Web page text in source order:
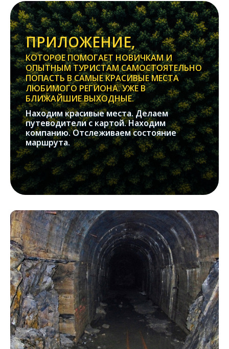
ПРИЛОЖЕНИЕ,
КОТОРОЕ ПОМОГАЕТ НОВИЧКАМ И
ОПЫТНЫМ ТУРИСТАМ САМОСТОЯТЕЛЬНО
ПОПАСТЬ В САМЫЕ КРАСИВЫЕ МЕСТА
ЛЮБИМОГО РЕГИОНА. УЖЕ В
БЛИЖАЙШИЕ ВЫХОДНЫЕ.
Находим красивые места. Делаем
путеводители с картой. Находим
компанию. Отслеживаем состояние
маршрута.